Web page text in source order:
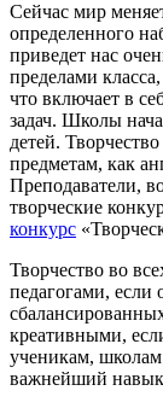
Сейчас мир
определенного
приведет нас
пределами
что включает в
задач. Школы
детей.
предметам, как
Преподаватели,
творческие
конкурс
Творчество во
педагогами, если
креативными,
ученикам,
важнейший навык